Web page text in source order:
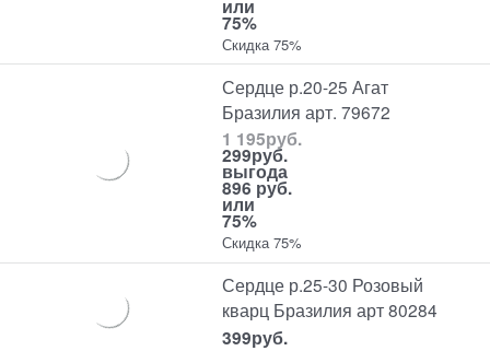
или
75%
Скидка 75%
Сердце р.20-25 Агат
Бразилия арт. 79672
1 195руб.
299руб.
выгода
896 руб.
или
75%
Скидка 75%
Сердце р.25-30 Розовый
кварц Бразилия арт 80284
399руб.